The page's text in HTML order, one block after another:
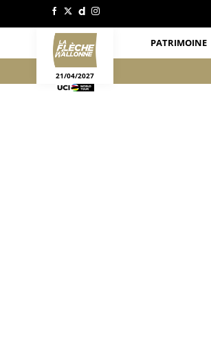
21/04/2027
PATRIMOINE